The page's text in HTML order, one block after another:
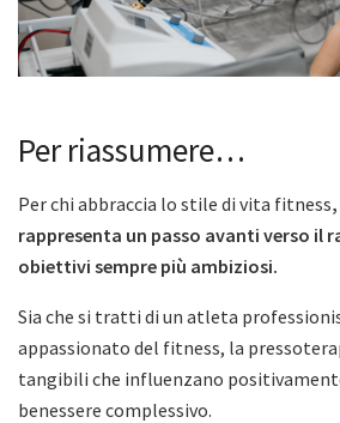
Per riassumere…
Per chi abbraccia lo stile di vita fitness
rappresenta un passo avanti verso il
obiettivi sempre più ambiziosi.
Sia che si tratti di un atleta
appassionato del fitness, la
tangibili che influenzano
benessere complessivo.